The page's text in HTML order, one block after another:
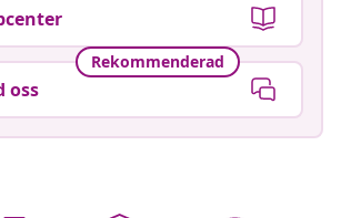
Rekommenderad
oss